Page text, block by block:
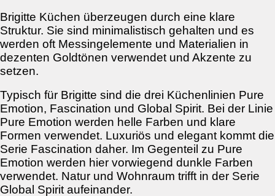
Brigitte Küchen überzeugen durch eine klare
Struktur. Sie sind minimalistisch gehalten und es
werden oft Messingelemente und Materialien in
dezenten Goldtönen verwendet und Akzente zu
setzen.
Typisch für Brigitte sind die drei Küchenlinien Pure
Emotion, Fascination und Global Spirit. Bei der Linie
Pure Emotion werden helle Farben und klare
Formen verwendet. Luxuriös und elegant kommt die
Serie Fascination daher. Im Gegenteil zu Pure
Emotion werden hier vorwiegend dunkle Farben
verwendet. Natur und Wohnraum trifft in der Serie
Global Spirit aufeinander.